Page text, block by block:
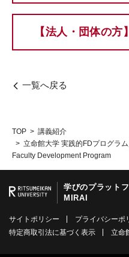
【法人・団体の
一覧へ戻る
TOP
講義紹介
立命館大学 実践的FDプログラ
Faculty Development Program
学びのプラット
MIRAI
サイトポリシー
プライバシーポ
特定商取引法に基づく表示
立命